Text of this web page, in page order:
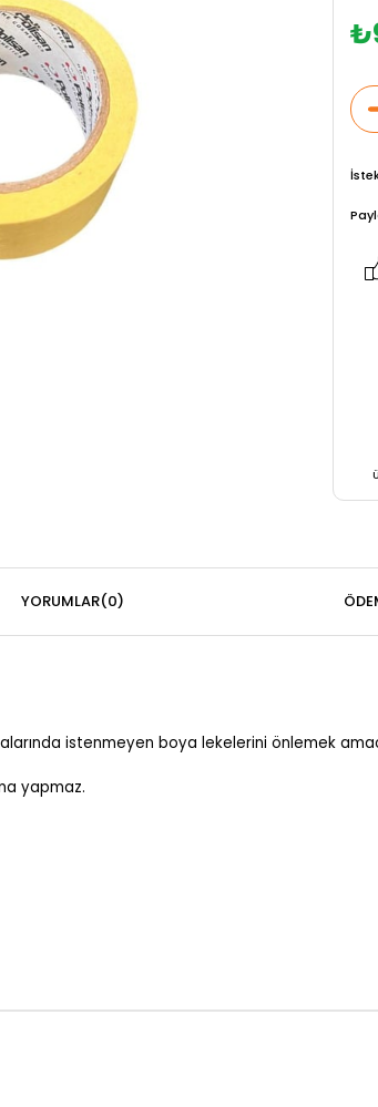
YORUMLAR(0)
istenmeyen boya lekelerini önlemek
yapmaz.